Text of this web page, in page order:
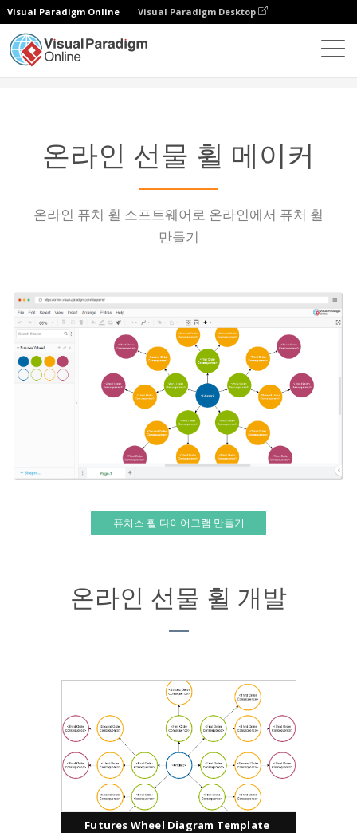
Visual Paradigm Online Visual Paradigm Desktop
온라인 선물 휠 메이커
온라인 퓨처 휠 소프트웨어로 온라인에서 퓨처 휠
만들기
퓨처스 휠 다이어그램 만들기
온라인 선물 휠 개발
Futures Wheel Diagram Template